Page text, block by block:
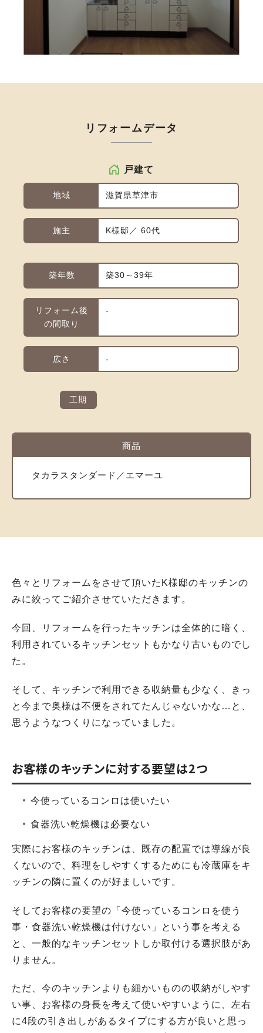
リフォームデータ
戸建て
地域 滋賀県草津市
施主 K様邸／ 60代
築年数 築30～39年
リフォーム後
の間取り
-
広さ -
工期
商品
タカラスタンダード／エマーユ
色々とリフォームをさせて頂いたK様邸のキッチンの
みに絞ってご紹介させていただきます。
今回、リフォームを行ったキッチンは全体的に暗く、
利用されているキッチンセットもかなり古いものでし
た。
そして、キッチンで利用できる収納量も少なく、きっ
と今まで奥様は不便をされてたんじゃないかな…と、
思うようなつくりになっていました。
お客様のキッチンに対する要望は2つ
今使っているコンロは使いたい
食器洗い乾燥機は必要ない
実際にお客様のキッチンは、既存の配置では導線が良
くないので、料理をしやすくするためにも冷蔵庫をキ
ッチンの隣に置くのが好ましいです。
そしてお客様の要望の「今使っているコンロを使う
事・食器洗い乾燥機は付けない」という事を考える
と、一般的なキッチンセットしか取付ける選択肢があ
りません。
ただ、今のキッチンよりも細かいものの収納がしやす
い事、お客様の身長を考えて使いやすいように、左右
に4段の引き出しがあるタイプにする方が良いと思っ